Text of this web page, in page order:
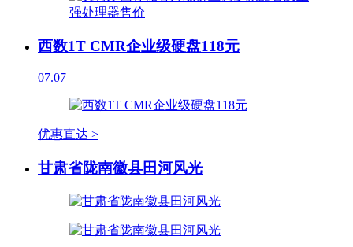
西数1T CMR企业级硬盘118元
07.07
优惠直达 >
甘肃省陇南徽县田河风光